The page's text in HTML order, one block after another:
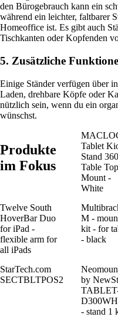
den Bürogebrauch kann ein
während ein leichter, faltbarer
Homeoffice ist. Es gibt auch
Tischkanten oder Kopfenden
5. Zusätzliche
Einige Ständer verfügen über
Laden, drehbare Köpfe oder
nützlich sein, wenn du ein
wünschst.
Produkte
im Fokus
Tablet
Stand 360
Table Top
Mount -
White
Twelve South
HoverBar Duo
for iPad -
flexible arm for
all iPads
M -
kit - for
- black
StarTech.com
SECTBLTPOS2
by
- stand 1